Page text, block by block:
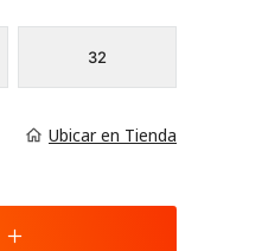
32
Ubicar en Tienda